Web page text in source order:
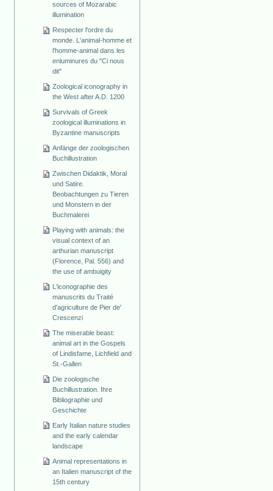
sources of Mozarabic
illumination
Respecter l'ordre du
monde. L'animal-homme et
l'homme-animal dans les
enluminures du "Ci nous
dit"
Zoological iconography in
the West after A.D. 1200
Survivals of Greek
zoological illuminations in
Byzantine manuscripts
Anfänge der zoologischen
Buchillustration
Zwischen Didaktik, Moral
und Satire.
Beobachtungen zu Tieren
und Monstern in der
Buchmalerei
Playing with animals: the
visual context of an
arthurian manuscript
(Florence, Pal. 556) and
the use of ambuigity
L'iconographie des
manuscrits du Traité
d'agriculture de Pier de'
Crescenzi
The miserable beast:
animal art in the Gospels
of Lindisfame, Lichfield and
St.-Gallen
Die zoologische
Buchillustration. Ihre
Bibliographie und
Geschichte
Early Italian nature studies
and the early calendar
landscape
Animal representations in
an Italien manuscript of the
15th century